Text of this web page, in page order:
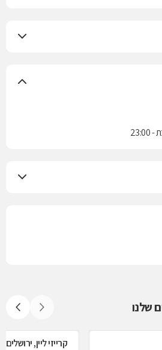
שלנו
קרייזי ליין, ירושלים